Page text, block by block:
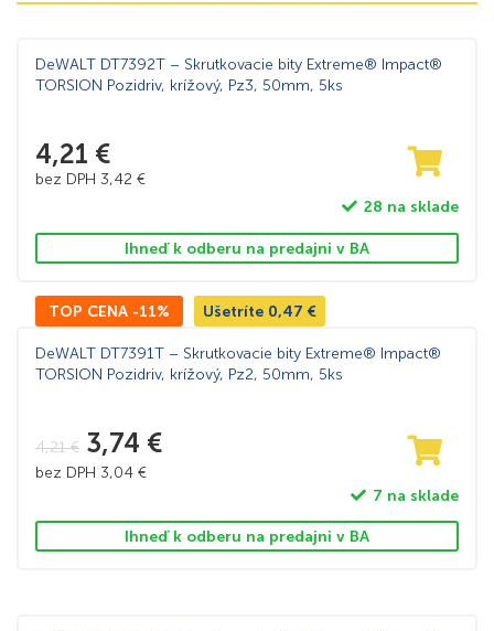
DeWALT DT7392T – Skrutkovacie bity Extreme® Impact®
TORSION Pozidriv, krížový, Pz3, 50mm, 5ks
4,21 €
bez DPH 3,42 €
28 na sklade
Ihneď k odberu na predajni v BA
TOP CENA -11% Ušetríte 0,47 €
DeWALT DT7391T – Skrutkovacie bity Extreme® Impact®
TORSION Pozidriv, krížový, Pz2, 50mm, 5ks
4,21€ 3,74 €
bez DPH 3,04 €
7 na sklade
Ihneď k odberu na predajni v BA